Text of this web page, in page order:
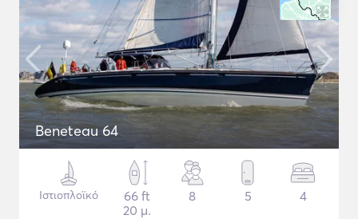
Beneteau 64
Ιστιοπλοϊκό
66 ft
20 μ.
8 5 4